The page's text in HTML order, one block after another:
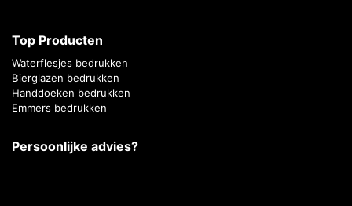
Top Producten
Waterflesjes bedrukken
Bierglazen bedrukken
Handdoeken bedrukken
Emmers bedrukken
Persoonlijke advies?